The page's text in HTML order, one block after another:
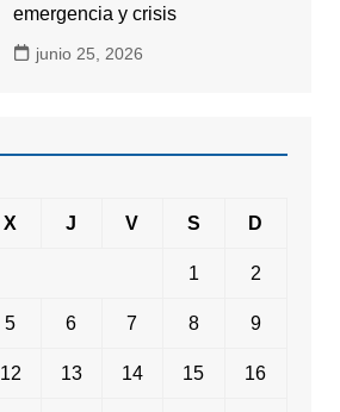
emergencia y crisis
junio 25, 2026
X J V S D
1 2
5 6 7 8 9
12 13 14 15 16